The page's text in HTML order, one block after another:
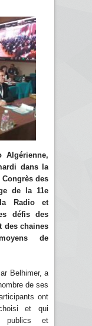
Algérienne,
dans la
des
de la 11e
Radio et
défis des
des chaines
de
Belhimer, a
de ses
ont
et qui
publics et